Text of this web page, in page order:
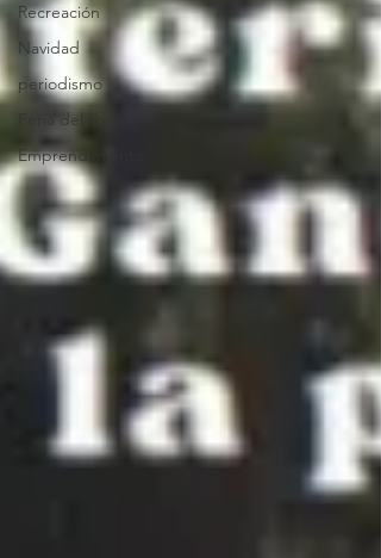
Recreación
Navidad
periodismo
Feria del libro
Emprendimiento